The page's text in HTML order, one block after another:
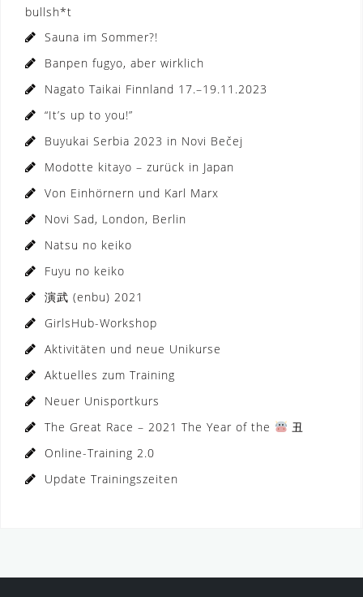
bullsh*t
Sauna im Sommer?!
Banpen fugyo, aber wirklich
Nagato Taikai Finnland 17.–19.11.2023
“It’s up to you!”
Buyukai Serbia 2023 in Novi Bečej
Modotte kitayo – zurück in Japan
Von Einhörnern und Karl Marx
Novi Sad, London, Berlin
Natsu no keiko
Fuyu no keiko
演武 (enbu) 2021
GirlsHub-Workshop
Aktivitäten und neue Unikurse
Aktuelles zum Training
Neuer Unisportkurs
The Great Race – 2021 The Year of the
丑
Online-Training 2.0
Update Trainingszeiten